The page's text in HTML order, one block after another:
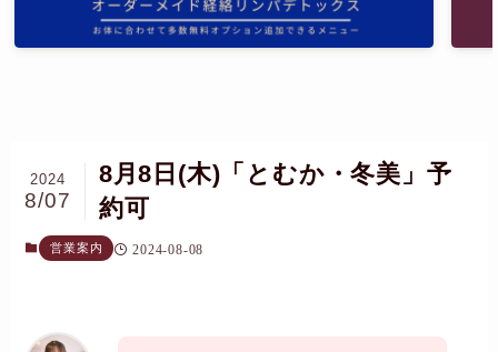
8月8日(木)「とむか・冬美」予
約可
2024
8/07
営業案内 2024-08-08